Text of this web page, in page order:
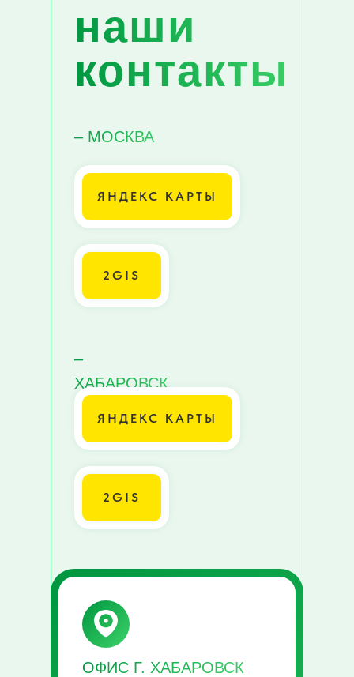
наши
контакты
ОФИС Г. ХАБАРОВСК
2GIS
ЯНДЕКС КАРТЫ
– МОСКВА
–
ХАБАРОВСК
ЯНДЕКС КАРТЫ
2GIS